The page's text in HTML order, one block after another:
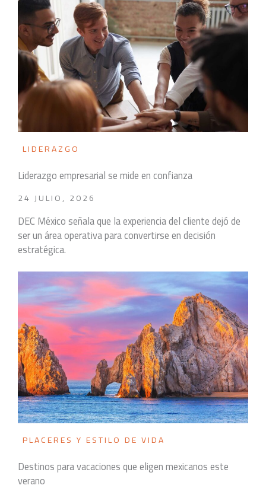
LIDERAZGO
Liderazgo empresarial se mide en confianza
24 JULIO, 2026
DEC México señala que la experiencia del cliente dejó de
ser un área operativa para convertirse en decisión
estratégica.
PLACERES Y ESTILO DE VIDA
Destinos para vacaciones que eligen mexicanos este
verano